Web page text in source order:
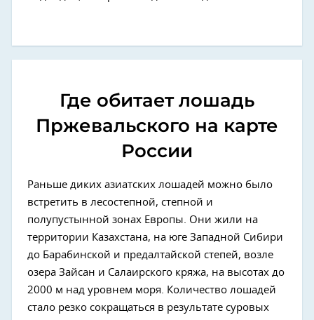
Где обитает лошадь
Пржевальского на карте
России
Раньше диких азиатских лошадей можно было
встретить в лесостепной, степной и
полупустынной зонах Европы. Они жили на
территории Казахстана, на юге Западной Сибири
до Барабинской и предалтайской степей, возле
озера Зайсан и Салаирского кряжа, на высотах до
2000 м над уровнем моря. Количество лошадей
стало резко сокращаться в результате суровых